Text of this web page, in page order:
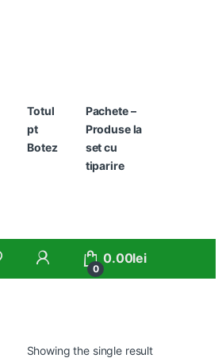
Totul
pt
Botez
Pachete –
Produse la
set cu
tiparire
0
0.00lei
Showing the single result